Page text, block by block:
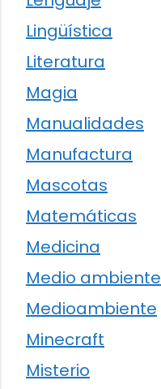
Lingüística
Literatura
Magia
Manualidades
Manufactura
Mascotas
Matemáticas
Medicina
Medio ambiente
Medioambiente
Minecraft
Misterio